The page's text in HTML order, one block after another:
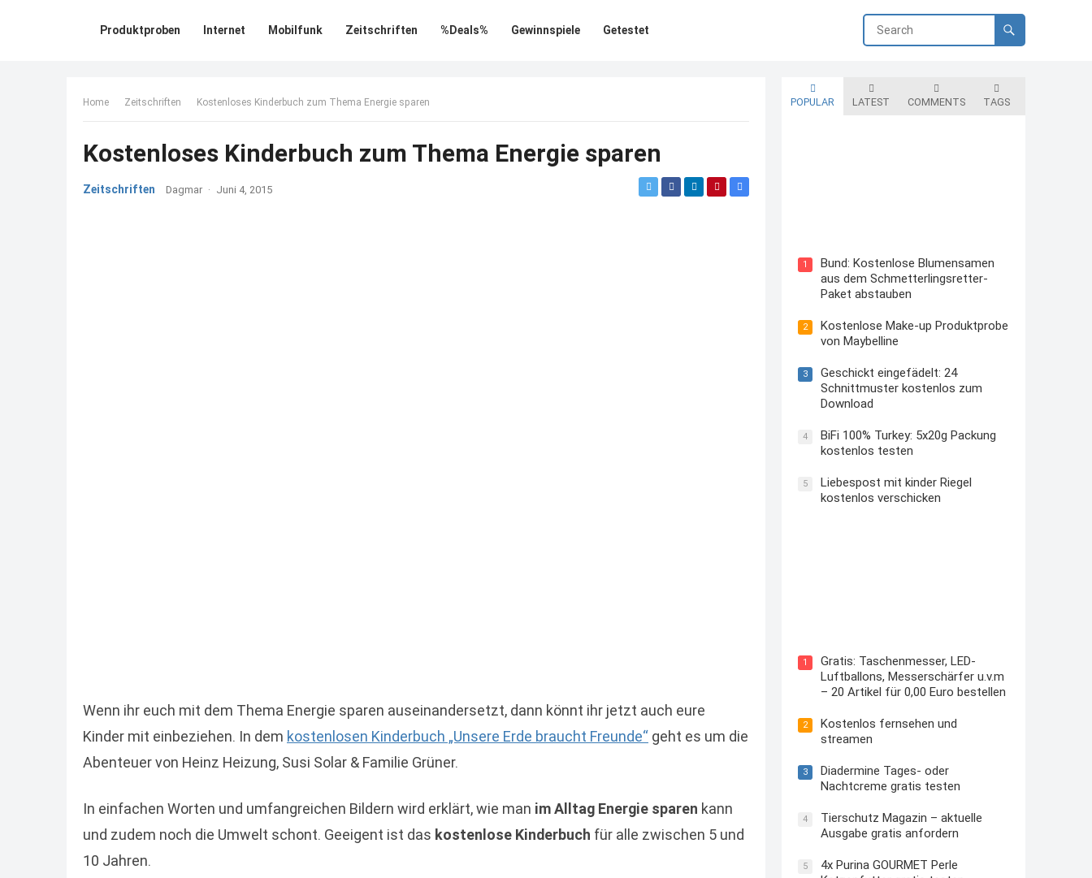
Produktproben Internet Mobilfunk Zeitschriften %Deals% Gewinnspiele Getestet
Home Zeitschriften Kostenloses Kinderbuch zum Thema Energie sparen
Kostenloses Kinderbuch zum Thema Energie sparen
Zeitschriften Dagmar · Juni 4, 2015
Wenn ihr euch mit dem Thema Energie sparen auseinandersetzt, dann könnt ihr jetzt auch eure
Kinder mit einbeziehen. In dem kostenlosen Kinderbuch „Unsere Erde braucht Freunde“ geht es um die
Abenteuer von Heinz Heizung, Susi Solar & Familie Grüner.
In einfachen Worten und umfangreichen Bildern wird erklärt, wie man im Alltag Energie sparen kann
und zudem noch die Umwelt schont. Geeigent ist das kostenlose Kinderbuch für alle zwischen 5 und
10 Jahren.
POPULAR LATEST COMMENTS TAGS
1
Bund: Kostenlose Blumensamen
aus dem Schmetterlingsretter-
Paket abstauben
2
Kostenlose Make-up Produktprobe
von Maybelline
3
Geschickt eingefädelt: 24
Schnittmuster kostenlos zum
Download
4
BiFi 100% Turkey: 5x20g Packung
kostenlos testen
5
Liebespost mit kinder Riegel
kostenlos verschicken
1
Gratis: Taschenmesser, LED-
Luftballons, Messerschärfer u.v.m
– 20 Artikel für 0,00 Euro bestellen
2
Kostenlos fernsehen und
streamen
3
Diadermine Tages- oder
Nachtcreme gratis testen
4
Tierschutz Magazin – aktuelle
Ausgabe gratis anfordern
5
4x Purina GOURMET Perle